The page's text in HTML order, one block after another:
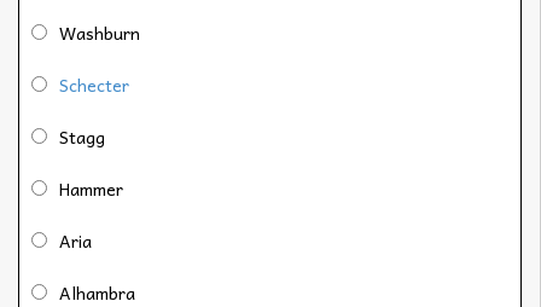
Washburn
Schecter
Stagg
Hammer
Aria
Alhambra